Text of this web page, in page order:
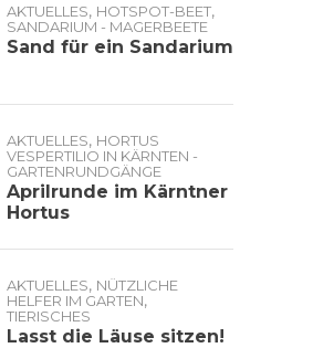
AKTUELLES, HOTSPOT-BEET,
SANDARIUM - MAGERBEETE
Sand für ein Sandarium
AKTUELLES, HORTUS
VESPERTILIO IN KÄRNTEN -
GARTENRUNDGÄNGE
Aprilrunde im Kärntner
Hortus
AKTUELLES, NÜTZLICHE
HELFER IM GARTEN,
TIERISCHES
Lasst die Läuse sitzen!